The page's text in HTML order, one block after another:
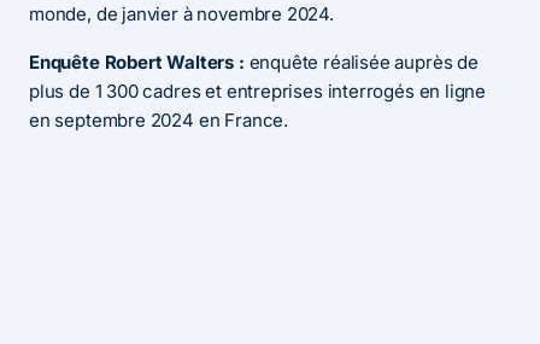
monde, de janvier à novembre 2024.
Enquête Robert Walters : enquête réalisée auprès de
plus de 1 300 cadres et entreprises interrogés en ligne
en septembre 2024 en France.